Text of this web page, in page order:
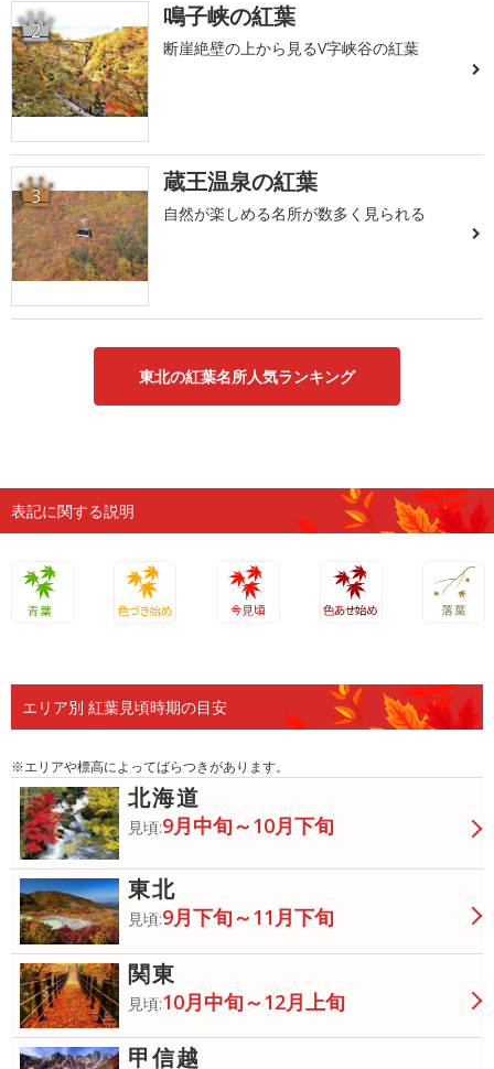
2 鳴子峡の紅葉
断崖絶壁の上から見るV字峡谷の紅葉
3 蔵王温泉の紅葉
自然が楽しめる名所が数多く見られる
東北の紅葉名所人気ランキング
表記に関する説明
エリア別 紅葉見頃時期の目安
※エリアや標高によってばらつきがあります。
北海道
見頃:9月中旬～10月下旬
東北
見頃:9月下旬～11月下旬
関東
見頃:10月中旬～12月上旬
甲信越